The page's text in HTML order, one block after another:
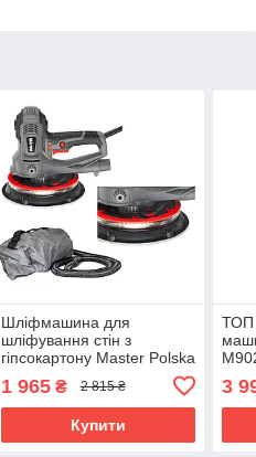
Шліфмашина для
шліфування стін з
гіпсокартону Master Polska
електрична шліфувальна
машина для стелі
1 965₴ 2 815 ₴
Купити
ТОП
стін
3